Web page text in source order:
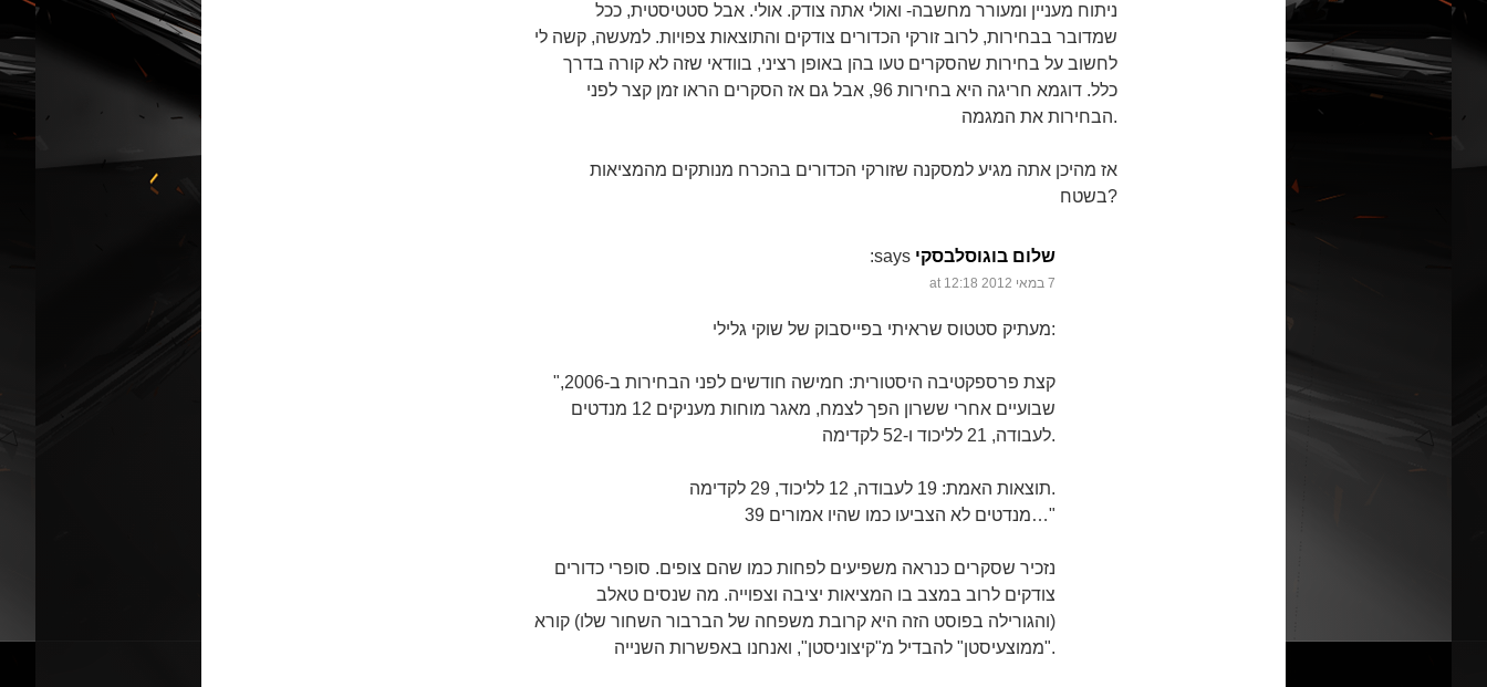
ניתוח מעניין ומעורר מחשבה- ואולי אתה צודק. אולי. אבל סטטיסטית, ככל
שמדובר בבחירות, לרוב זורקי הכדורים צודקים והתוצאות צפויות. למעשה, קשה לי
לחשוב על בחירות שהסקרים טעו בהן באופן רציני, בוודאי שזה לא קורה בדרך
כלל. דוגמא חריגה היא בחירות 96, אבל גם אז הסקרים הראו זמן קצר לפני
הבחירות את המגמה.
אז מהיכן אתה מגיע למסקנה שזורקי הכדורים בהכרח מנותקים מהמציאות
בשטח?
שלום בוגוסלבסקי says:
7 במאי 2012 at 12:18
מעתיק סטטוס שראיתי בפייסבוק של שוקי גלילי:
"קצת פרספקטיבה היסטורית: חמישה חודשים לפני הבחירות ב-2006,
שבועיים אחרי ששרון הפך לצמח, מאגר מוחות מעניקים 12 מנדטים
לעבודה, 21 לליכוד ו-52 לקדימה.
תוצאות האמת: 19 לעבודה, 12 לליכוד, 29 לקדימה.
39 מנדטים לא הצביעו כמו שהיו אמורים…"
נזכיר שסקרים כנראה משפיעים לפחות כמו שהם צופים. סופרי כדורים
צודקים לרוב במצב בו המציאות יציבה וצפוייה. מה שנסים טאלב
(והגורילה בפוסט הזה היא קרובת משפחה של הברבור השחור שלו) קורא
"ממוצעיסטן" להבדיל מ"קיצוניסטן", ואנחנו באפשרות השנייה.